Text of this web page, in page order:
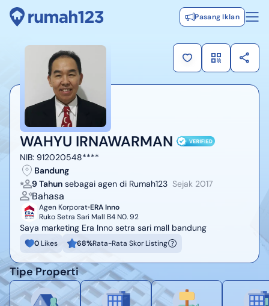
Pasang Iklan
WAHYU IRNAWARMAN
NIB: 912020548****
Bandung
9 Tahun sebagai agen di Rumah123 Sejak 2017
Bahasa
Agen Korporat ERA Inno
Ruko Setra Sari Mall B4 N0. 92
Saya marketing Era Inno setra sari mall bandung
0Likes 68%Rata-Rata Skor Listing
Tipe Properti